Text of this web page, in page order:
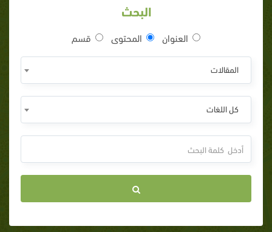
البحث
العنوان المحتوى قسم
المقالات
كل اللغات